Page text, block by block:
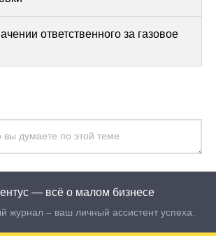
ответственного за газовое
— всё о малом бизнесе
журнал – ваш личный ассистент успеха.